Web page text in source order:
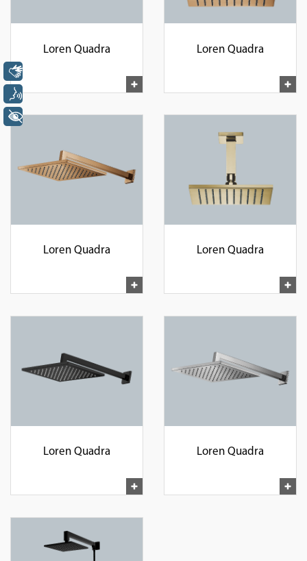
Loren Quadra Loren Quadra
Loren Quadra Loren Quadra
Loren Quadra Loren Quadra
Voz
+ Acessibilidade